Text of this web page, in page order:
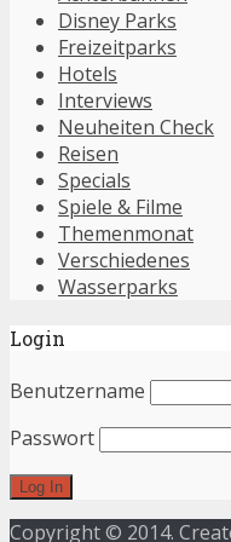
Disney Parks
Freizeitparks
Hotels
Interviews
Neuheiten Check
Reisen
Specials
Spiele & Filme
Themenmonat
Verschiedenes
Wasserparks
Login
Benutzername
Passwort
Copyright © 2014.